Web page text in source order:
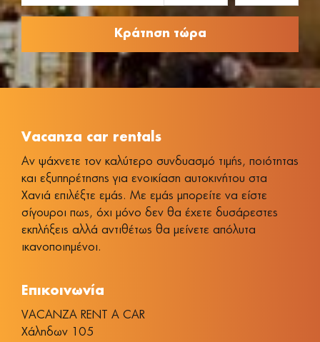
Vacanza car rentals
Αν ψάχνετε τον καλύτερο συνδυασμό τιμής, ποιότητας
και εξυπηρέτησης για ενοικίαση αυτοκινήτου στα
Χανιά επιλέξτε εμάς. Με εμάς μπορείτε να είστε
σίγουροι πως, όχι μόνο δεν θα έχετε δυσάρεστες
εκπλήξεις αλλά αντιθέτως θα μείνετε απόλυτα
ικανοποιημένοι.
Επικοινωνία
VACANZA RENT A CAR
Χάληδων 105